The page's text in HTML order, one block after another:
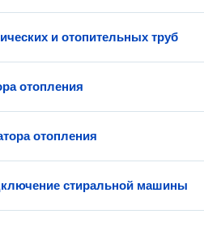
и отопительных труб
отопления
отопления
стиральной машины